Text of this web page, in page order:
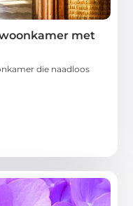
met
die naadloos